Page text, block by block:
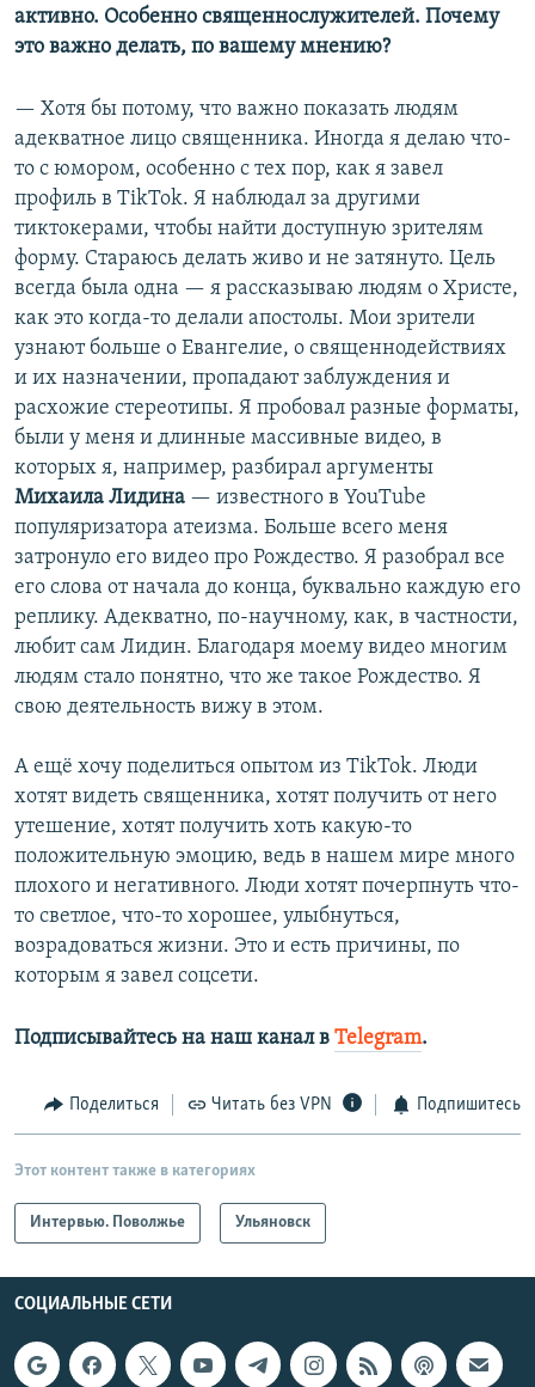
активно. Особенно священнослужителей. Почему
это важно делать, по вашему мнению?
— Хотя бы потому, что важно показать людям
адекватное лицо священника. Иногда я делаю что-
то с юмором, особенно с тех пор, как я завел
профиль в ТikTok. Я наблюдал за другими
тиктокерами, чтобы найти доступную зрителям
форму. Стараюсь делать живо и не затянуто. Цель
всегда была одна — я рассказываю людям о Христе,
как это когда-то делали апостолы. Мои зрители
узнают больше о Евангелие, о священнодействиях
и их назначении, пропадают заблуждения и
расхожие стереотипы. Я пробовал разные форматы,
были у меня и длинные массивные видео, в
которых я, например, разбирал аргументы
Михаила Лидина — известного в YouTube
популяризатора атеизма. Больше всего меня
затронуло его видео про Рождество. Я разобрал все
его слова от начала до конца, буквально каждую его
реплику. Адекватно, по-научному, как, в частности,
любит сам Лидин. Благодаря моему видео многим
людям стало понятно, что же такое Рождество. Я
свою деятельность вижу в этом.
А ещё хочу поделиться опытом из TikTok. Люди
хотят видеть священника, хотят получить от него
утешение, хотят получить хоть какую-то
положительную эмоцию, ведь в нашем мире много
плохого и негативного. Люди хотят почерпнуть что-
то светлое, что-то хорошее, улыбнуться,
возрадоваться жизни. Это и есть причины, по
которым я завел соцсети.
Подписывайтесь на наш канал в Telegram.
Поделиться Читать без VPN Подпишитесь
Этот контент также в категориях
Интервью. Поволжье Ульяновск
СОЦИАЛЬНЫЕ СЕТИ